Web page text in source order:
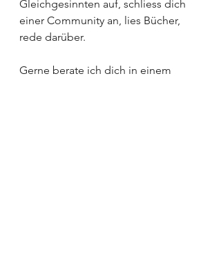
Gleichgesinnten auf, schliess dich
einer Community an, lies Bücher,
rede darüber.
Gerne berate ich dich in einem